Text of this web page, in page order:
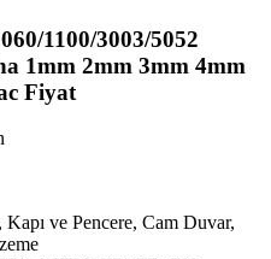
1100/3003/5052
1mm 2mm 3mm 4mm
Fiyat
ve Pencere, Cam Duvar,